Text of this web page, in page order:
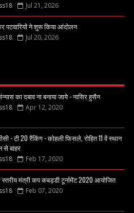
Jul 21, 2026
पटवारियों ने शुरू किया आंदोलन
Jul 20, 2026
का दबाव ना बनाया जाये - नासिर हुसैन
Apr 12, 2020
- टी 20 रैंकिंग - कोहली फिसले, रोहित 11 वें स्थान
से बाहर
Feb 17, 2020
स्तरीय मंत्री कप कबड्डी टूर्नामेंट 2020 आयोजित
Feb 07, 2020